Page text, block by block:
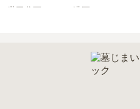
世田谷区
港区
町田市
昭島市